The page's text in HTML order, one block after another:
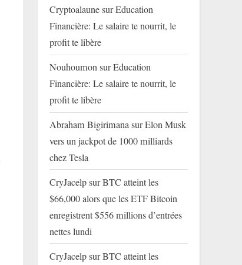
CryptoalaunesurEducation
Financière: Le salaire te nourrit, le
profit te libère
NouhoumonsurEducation
Financière: Le salaire te nourrit, le
profit te libère
Abraham BigirimanasurElon Musk
vers un jackpot de 1000 milliards
chez Tesla
CryJacelpsurBTC atteint les
$66,000 alors que les ETF Bitcoin
enregistrent $556 millions d’entrées
nettes lundi
CryJacelpsurBTC atteint les